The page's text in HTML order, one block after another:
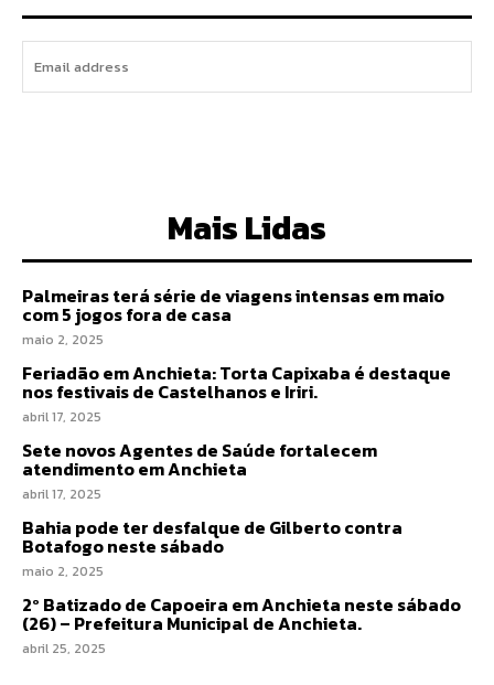
Mais Lidas
Palmeiras terá série de viagens intensas em maio
com 5 jogos fora de casa
maio 2, 2025
Feriadão em Anchieta: Torta Capixaba é destaque
nos festivais de Castelhanos e Iriri.
abril 17, 2025
Sete novos Agentes de Saúde fortalecem
atendimento em Anchieta
abril 17, 2025
Bahia pode ter desfalque de Gilberto contra
Botafogo neste sábado
maio 2, 2025
2º Batizado de Capoeira em Anchieta neste sábado
(26) – Prefeitura Municipal de Anchieta.
abril 25, 2025